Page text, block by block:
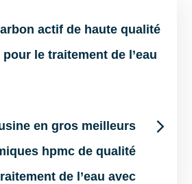
actif de haute qualité
le traitement de l’eau
en gros meilleurs
hpmc de qualité
de l’eau avec